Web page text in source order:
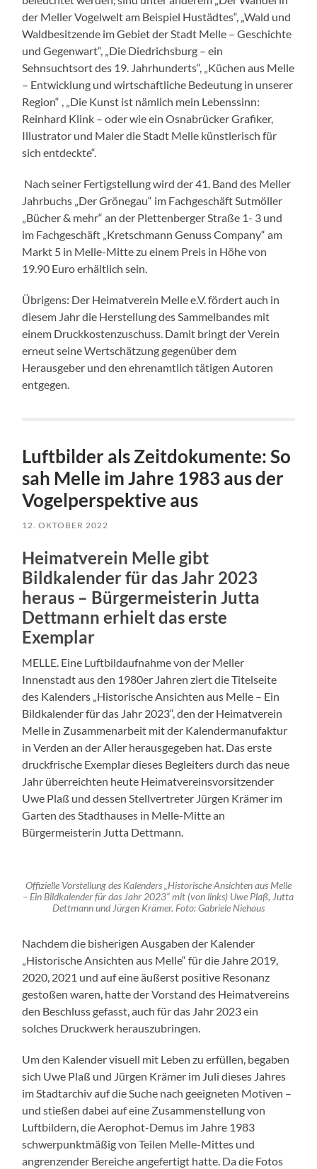
der Meller Vogelwelt am Beispiel Hustädtes“, „Wald und
Waldbesitzende im Gebiet der Stadt Melle – Geschichte
und Gegenwart“, „Die Diedrichsburg – ein
Sehnsuchtsort des 19. Jahrhunderts“, „Küchen aus Melle
– Entwicklung und wirtschaftliche Bedeutung in unserer
Region“ , „Die Kunst ist nämlich mein Lebenssinn:
Reinhard Klink – oder wie ein Osnabrücker Grafiker,
Illustrator und Maler die Stadt Melle künstlerisch für
sich entdeckte“.
Nach seiner Fertigstellung wird der 41. Band des Meller
Jahrbuchs „Der Grönegau“ im Fachgeschäft Sutmöller
„Bücher & mehr“ an der Plettenberger Straße 1- 3 und
im Fachgeschäft „Kretschmann Genuss Company“ am
Markt 5 in Melle-Mitte zu einem Preis in Höhe von
19.90 Euro erhältlich sein.
Übrigens: Der Heimatverein Melle e.V. fördert auch in
diesem Jahr die Herstellung des Sammelbandes mit
einem Druckkostenzuschuss. Damit bringt der Verein
erneut seine Wertschätzung gegenüber dem
Herausgeber und den ehrenamtlich tätigen Autoren
entgegen.
Luftbilder als Zeitdokumente: So
sah Melle im Jahre 1983 aus der
Vogelperspektive aus
12. OKTOBER 2022
Heimatverein Melle gibt
Bildkalender für das Jahr 2023
heraus – Bürgermeisterin Jutta
Dettmann erhielt das erste
Exemplar
MELLE. Eine Luftbildaufnahme von der Meller
Innenstadt aus den 1980er Jahren ziert die Titelseite
des Kalenders „Historische Ansichten aus Melle – Ein
Bildkalender für das Jahr 2023“, den der Heimatverein
Melle in Zusammenarbeit mit der Kalendermanufaktur
in Verden an der Aller herausgegeben hat. Das erste
druckfrische Exemplar dieses Begleiters durch das neue
Jahr überreichten heute Heimatvereinsvorsitzender
Uwe Plaß und dessen Stellvertreter Jürgen Krämer im
Garten des Stadthauses in Melle-Mitte an
Bürgermeisterin Jutta Dettmann.
Offizielle Vorstellung des Kalenders „Historische Ansichten aus Melle
– Ein Bildkalender für das Jahr 2023“ mit (von links) Uwe Plaß, Jutta
Dettmann und Jürgen Krämer. Foto: Gabriele Niehaus
Nachdem die bisherigen Ausgaben der Kalender
„Historische Ansichten aus Melle“ für die Jahre 2019,
2020, 2021 und auf eine äußerst positive Resonanz
gestoßen waren, hatte der Vorstand des Heimatvereins
den Beschluss gefasst, auch für das Jahr 2023 ein
solches Druckwerk herauszubringen.
Um den Kalender visuell mit Leben zu erfüllen, begaben
sich Uwe Plaß und Jürgen Krämer im Juli dieses Jahres
im Stadtarchiv auf die Suche nach geeigneten Motiven –
und stießen dabei auf eine Zusammenstellung von
Luftbildern, die Aerophot-Demus im Jahre 1983
schwerpunktmäßig von Teilen Melle-Mittes und
angrenzender Bereiche angefertigt hatte. Da die Fotos